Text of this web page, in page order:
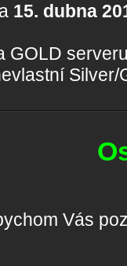
15. dubna
GOLD
Silver/
Vás